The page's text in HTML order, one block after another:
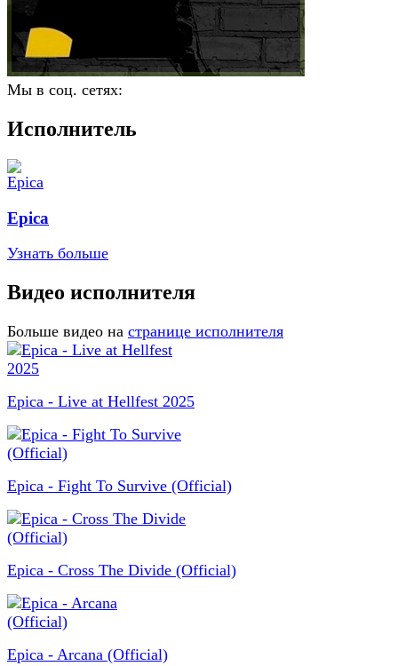
Мы в соц. сетях:
Исполнитель
Epica
Узнать больше
Видео исполнителя
Больше видео на странице исполнителя
Epica - Live at Hellfest 2025
Epica - Fight To Survive (Official)
Epica - Cross The Divide (Official)
Epica - Arcana (Official)